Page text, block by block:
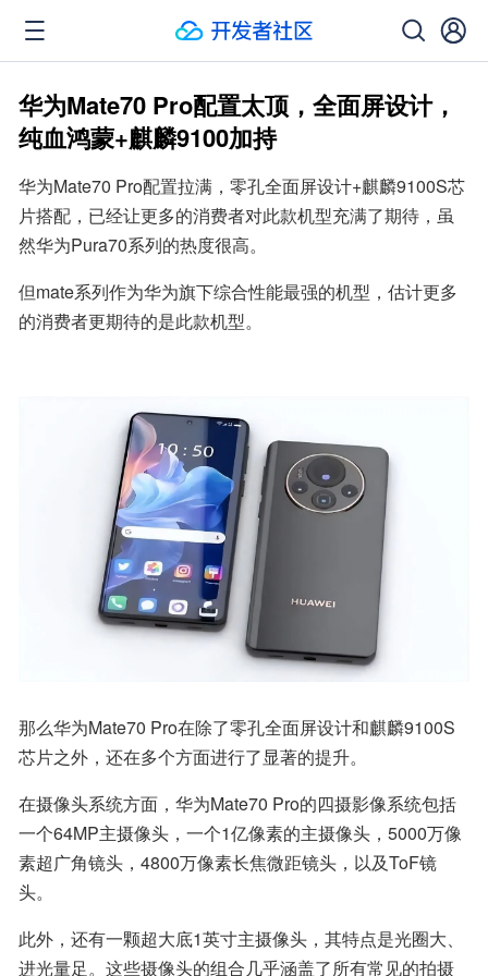
华为Mate70 Pro配置太顶，全面屏设计，
纯血鸿蒙+麒麟9100加持
华为Mate70 Pro配置拉满，零孔全面屏设计+麒麟9100S芯
片搭配，已经让更多的消费者对此款机型充满了期待，虽
然华为Pura70系列的热度很高。
但mate系列作为华为旗下综合性能最强的机型，估计更多
的消费者更期待的是此款机型。
那么华为Mate70 Pro在除了零孔全面屏设计和麒麟9100S
芯片之外，还在多个方面进行了显著的提升。
在摄像头系统方面，华为Mate70 Pro的四摄影像系统包括
一个64MP主摄像头，一个1亿像素的主摄像头，5000万像
素超广角镜头，4800万像素长焦微距镜头，以及ToF镜
头。
此外，还有一颗超大底1英寸主摄像头，其特点是光圈大、
进光量足。这些摄像头的组合几乎涵盖了所有常见的拍摄